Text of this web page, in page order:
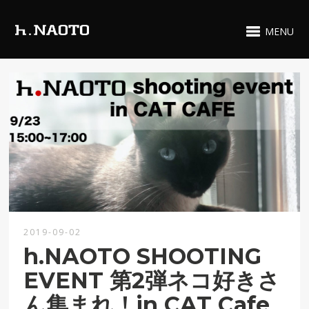
MENU
2019-09-02
h.NAOTO SHOOTING
EVENT 第2弾ネコ好きさ